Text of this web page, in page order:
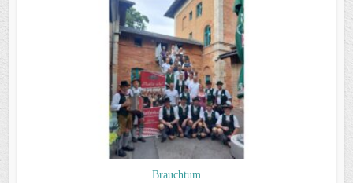
Brauchtum